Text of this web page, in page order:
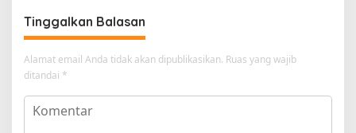
Tinggalkan Balasan
Alamat email Anda tidak akan dipublikasikan. Ruas yang wajib
ditandai *